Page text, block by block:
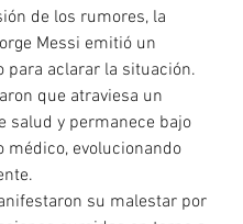
de los rumores, la
Messi emitió un
para aclarar la situación.
que atraviesa un
salud y permanece bajo
médico, evolucionando
su malestar por